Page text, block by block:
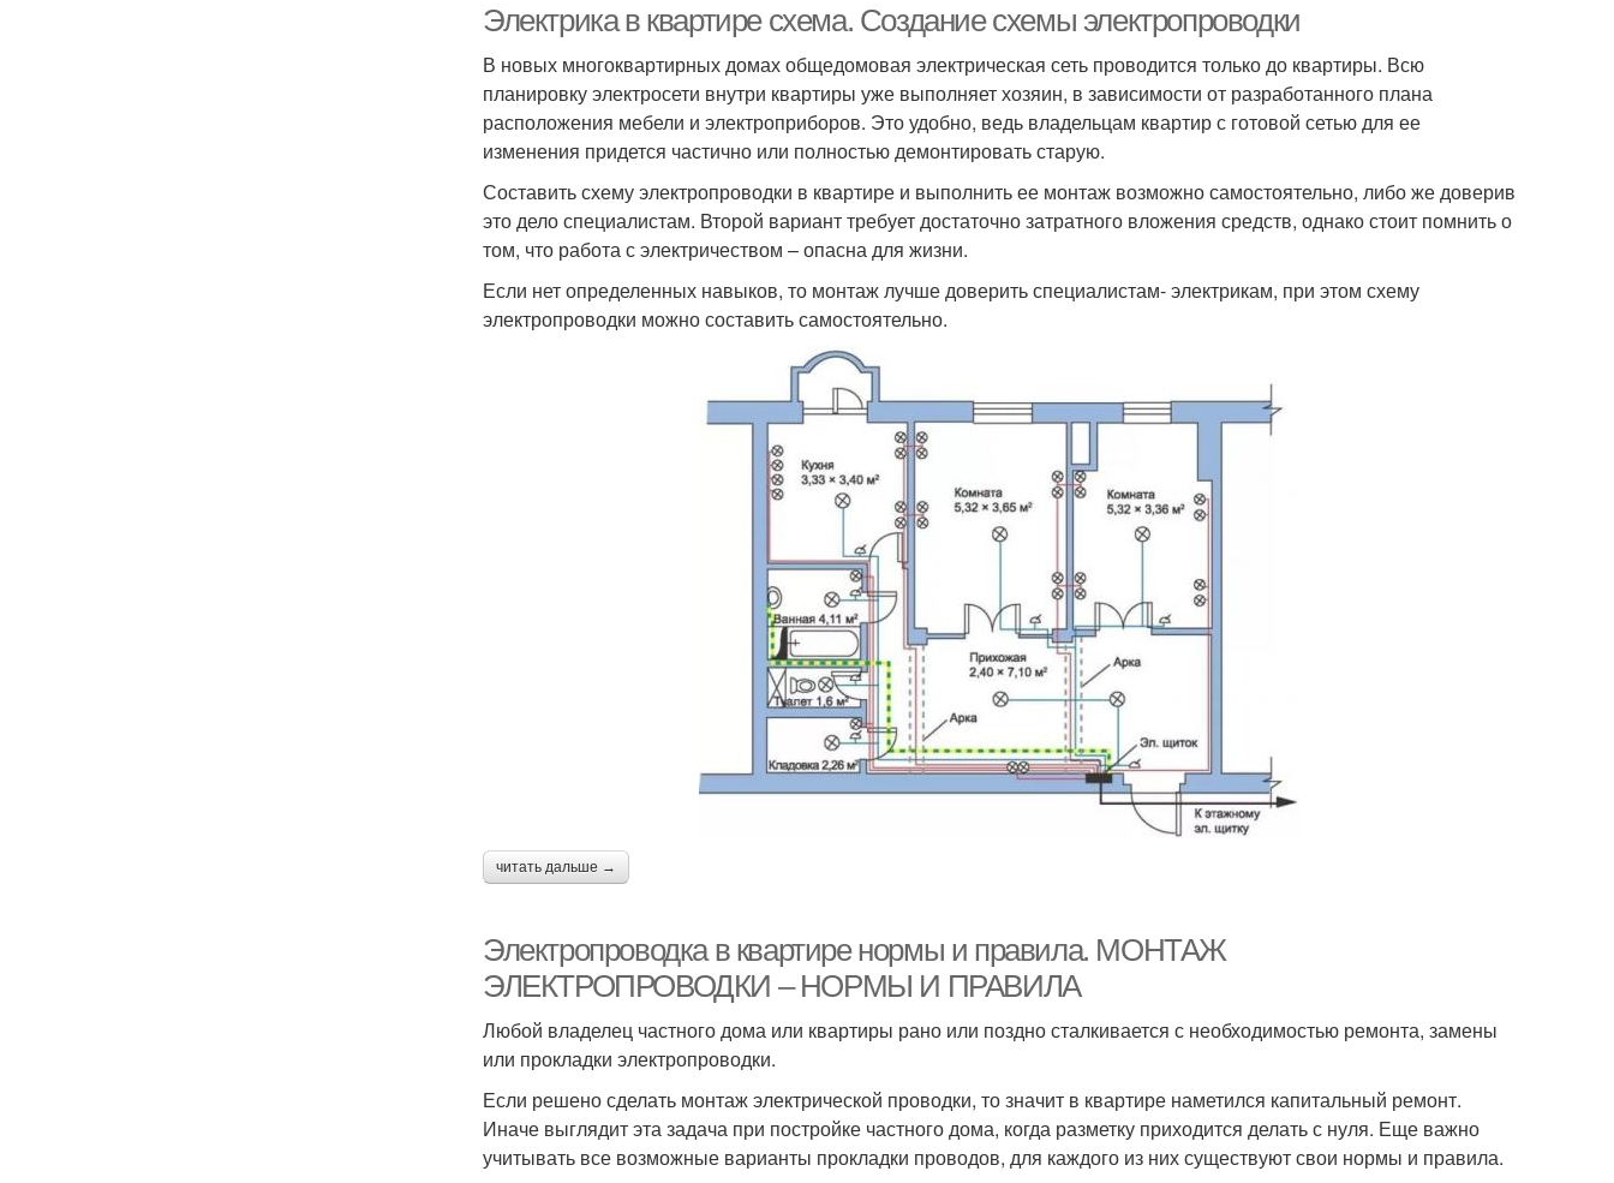
Электрика в квартире схема. Создание схемы электропроводки
В новых многоквартирных домах общедомовая электрическая сеть проводится только до квартиры. Всю
планировку электросети внутри квартиры уже выполняет хозяин, в зависимости от разработанного плана
расположения мебели и электроприборов. Это удобно, ведь владельцам квартир с готовой сетью для ее
изменения придется частично или полностью демонтировать старую.
Составить схему электропроводки в квартире и выполнить ее монтаж возможно самостоятельно, либо же доверив
это дело специалистам. Второй вариант требует достаточно затратного вложения средств, однако стоит помнить о
том, что работа с электричеством – опасна для жизни.
Если нет определенных навыков, то монтаж лучше доверить специалистам- электрикам, при этом схему
электропроводки можно составить самостоятельно.
читать дальше →
Электропроводка в квартире нормы и правила. МОНТАЖ
ЭЛЕКТРОПРОВОДКИ – НОРМЫ И ПРАВИЛА
Любой владелец частного дома или квартиры рано или поздно сталкивается с необходимостью ремонта, замены
или прокладки электропроводки.
Если решено сделать монтаж электрической проводки, то значит в квартире наметился капитальный ремонт.
Иначе выглядит эта задача при постройке частного дома, когда разметку приходится делать с нуля. Еще важно
учитывать все возможные варианты прокладки проводов, для каждого из них существуют свои нормы и правила.